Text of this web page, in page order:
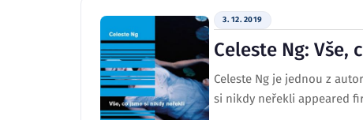
3. 12. 2019
Celeste Ng: Vše,
Celeste Ng je jednou z
si nikdy neřekli appeared